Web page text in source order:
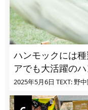
ハンモックには
アでも大活躍の
ツとは
2025年5月6日 TEXT: 野